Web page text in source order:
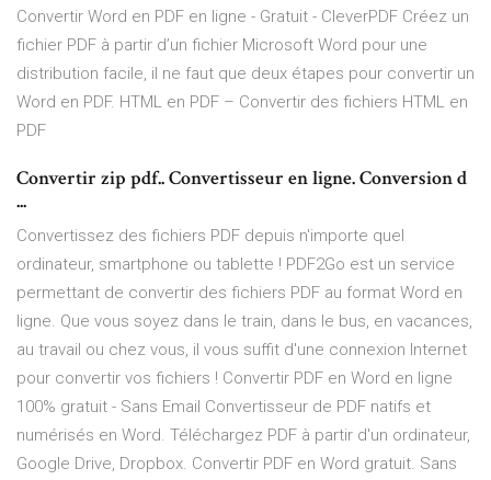
Convertir Word en PDF en ligne - Gratuit - CleverPDF Créez un
fichier PDF à partir d’un fichier Microsoft Word pour une
distribution facile, il ne faut que deux étapes pour convertir un
Word en PDF. HTML en PDF – Convertir des fichiers HTML en
PDF
Convertir zip pdf.. Convertisseur en ligne. Conversion d
...
Convertissez des fichiers PDF depuis n'importe quel
ordinateur, smartphone ou tablette ! PDF2Go est un service
permettant de convertir des fichiers PDF au format Word en
ligne. Que vous soyez dans le train, dans le bus, en vacances,
au travail ou chez vous, il vous suffit d'une connexion Internet
pour convertir vos fichiers ! Convertir PDF en Word en ligne
100% gratuit - Sans Email Convertisseur de PDF natifs et
numérisés en Word. Téléchargez PDF à partir d'un ordinateur,
Google Drive, Dropbox. Convertir PDF en Word gratuit. Sans